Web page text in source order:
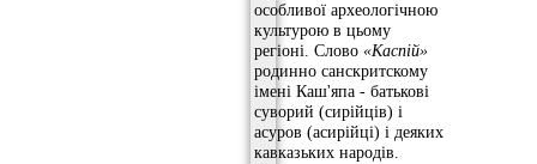
особливої ​​археологічною
культурою в цьому
регіоні. Слово «Каспій»
родинно санскритскому
імені Каш'япа - батькові
суворий (сирійців) і
асуров (асирійці) і деяких
кавказьких народів.